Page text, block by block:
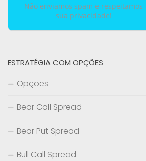
Não enviamos spam e respeitamos
sua privacidade!
ESTRATÉGIA COM OPÇÕES
Opções
Bear Call Spread
Bear Put Spread
Bull Call Spread